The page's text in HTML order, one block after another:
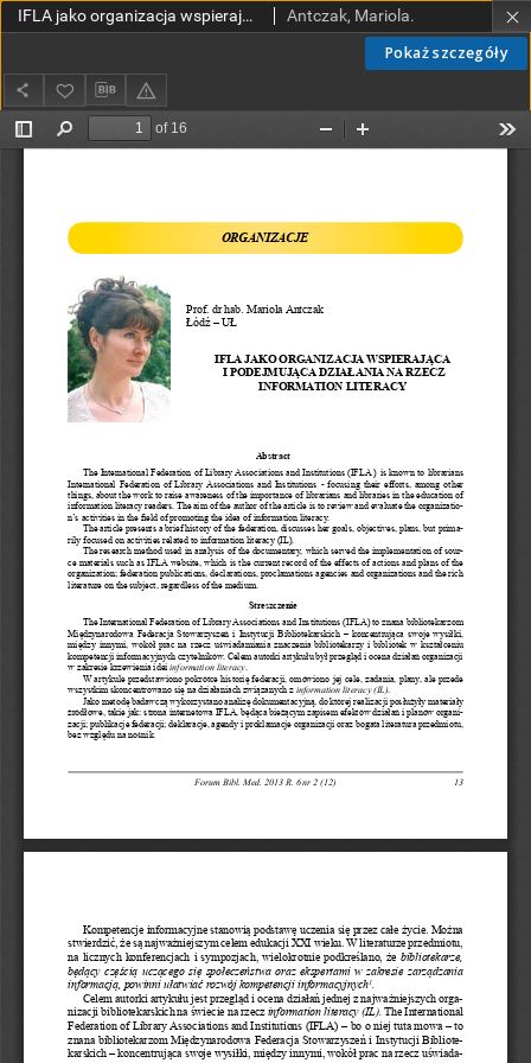
Pokaż szczegóły
IFLA jako organizacja wspierająca i podejmująca działania na rzecz information literacy Antczak, Mariola.